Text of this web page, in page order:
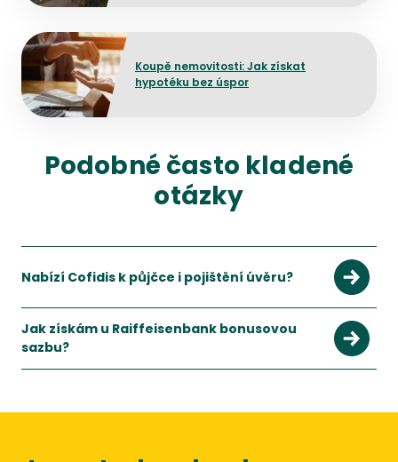
Koupě nemovitosti: Jak získat
hypotéku bez úspor
Přejít na detail článku
Podobné často kladené
otázky
Nabízí Cofidis k půjčce i pojištění úvěru?
Jak získám u Raiffeisenbank bonusovou
sazbu?